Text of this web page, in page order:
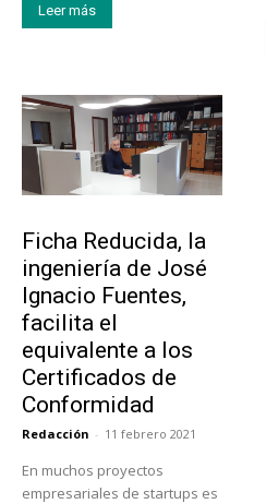
Leer más
Ficha Reducida, la
ingeniería de José
Ignacio Fuentes,
facilita el
equivalente a los
Certificados de
Conformidad
Redacción - 11 febrero 2021
En muchos proyectos
empresariales de startups es